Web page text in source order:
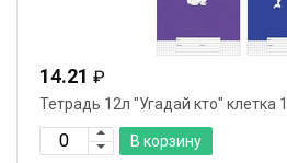
14.21 ₽
Тетрадь 12л "Угадай кто" клетка
В корзину